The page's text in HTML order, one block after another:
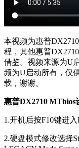
本视频为惠普
程，其他惠普
借鉴。视频来源为U
频为U启动所有，仅
载，谢谢。
惠普DX2710 MTbios
1.开机后按F10键进入
2.硬盘模式修改选择